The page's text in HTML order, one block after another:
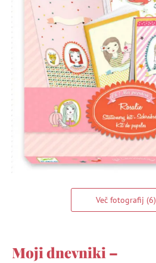
Več fotografij (6)
Moji dnevniki –